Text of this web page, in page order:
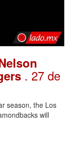
. 27 de
season, the Los
will